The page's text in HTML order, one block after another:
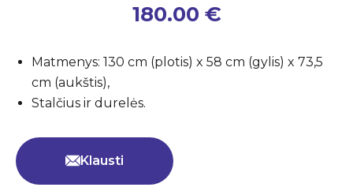
180.00 €
Matmenys: 130 cm (plotis) x 58 cm (gylis) x 73,5
cm (aukštis),
Stalčius ir durelės.
Klausti